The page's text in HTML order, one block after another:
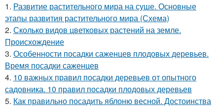
1. Развитие растительного мира на суше. Основные
этапы развития растительного мира (Схема)
2. Сколько видов цветковых растений на земле.
Происхождение
3. Особенности посадки саженцев плодовых деревьев.
Время посадки саженцев
4. 10 важных правил посадки деревьев от опытного
садовника. 10 правил посадки плодовых деревьев
5. Как правильно посадить яблоню весной. Достоинства